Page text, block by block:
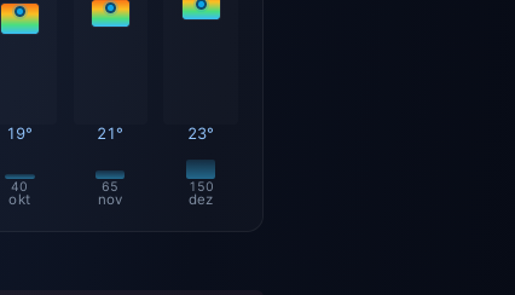
19°
40
okt
21°
65
nov
23°
150
dez